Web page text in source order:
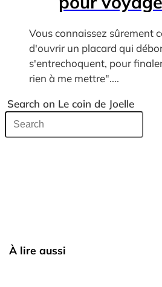
Vous connaissez sûrement
d'ouvrir un placard qui
s'entrechoquent, pour
rien à me mettre"....
Search on Le coin de Joelle
À lire aussi